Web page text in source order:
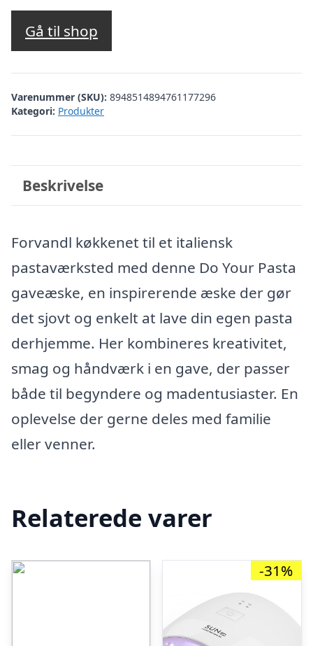
Gå til shop
Varenummer (SKU): 8948514894761177296
Kategori: Produkter
Beskrivelse
Forvandl køkkenet til et italiensk
pastaværksted med denne Do Your Pasta
gaveæske, en inspirerende æske der gør
det sjovt og enkelt at lave din egen pasta
derhjemme. Her kombineres kreativitet,
smag og håndværk i en gave, der passer
både til begyndere og madentusiaster. En
oplevelse der gerne deles med familie
eller venner.
Relaterede varer
-31%